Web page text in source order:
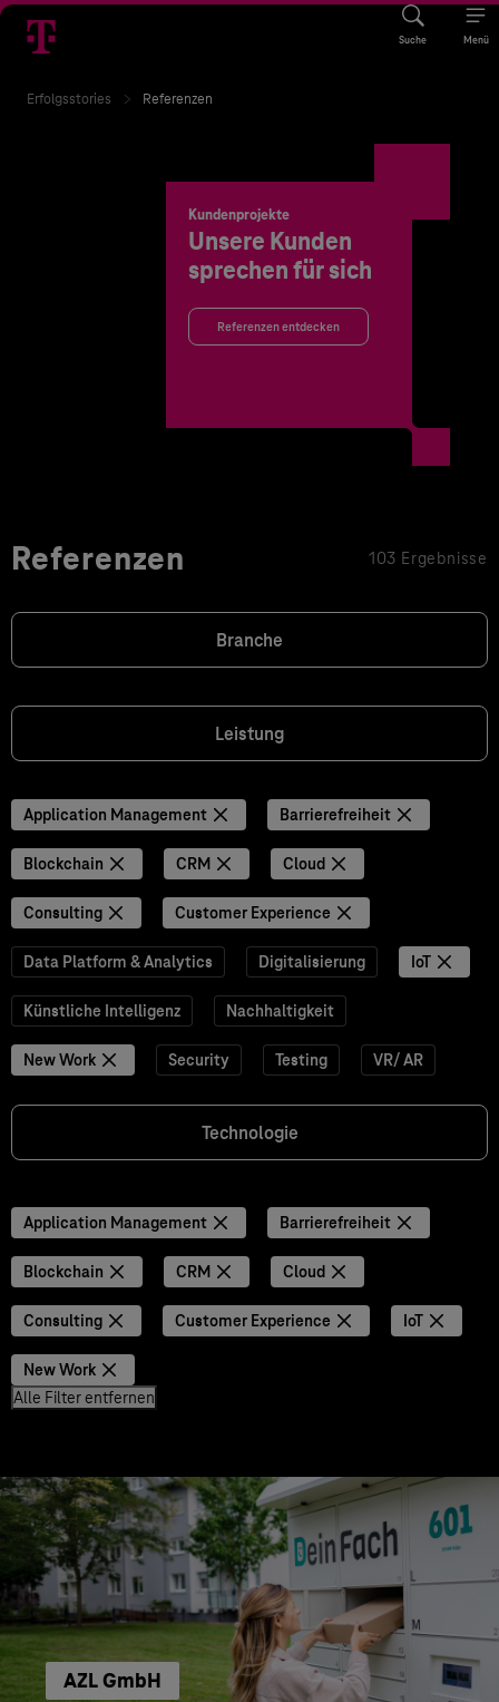
Suche Menü
Erfolgsstories Referenzen
Kundenprojekte
Unsere Kunden
sprechen für sich
Referenzen entdecken
Referenzen 103 Ergebnisse
Branche
Leistung
Application Management Barrierefreiheit
Blockchain CRM Cloud
Consulting Customer Experience
Data Platform & Analytics Digitalisierung IoT
Künstliche Intelligenz Nachhaltigkeit
New Work Security Testing VR/ AR
Technologie
Application Management Barrierefreiheit
Blockchain CRM Cloud
Consulting Customer Experience IoT
New Work
Alle Filter entfernen
AZL GmbH